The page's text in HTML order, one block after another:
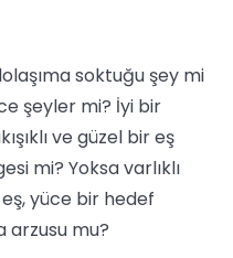
soktuğu şey mi
şeyler mi? İyi bir
ve güzel bir eş
mi? Yoksa varlıklı
yüce bir hedef
arzusu mu?